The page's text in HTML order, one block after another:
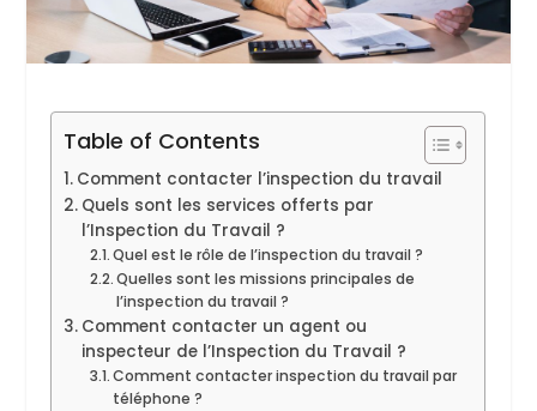
Table of Contents
Comment contacter l’inspection du travail
Quels sont les services offerts par
l’Inspection du Travail ?
Quel est le rôle de l’inspection du travail ?
Quelles sont les missions principales de
l’inspection du travail ?
Comment contacter un agent ou
inspecteur de l’Inspection du Travail ?
Comment contacter inspection du travail par
téléphone ?